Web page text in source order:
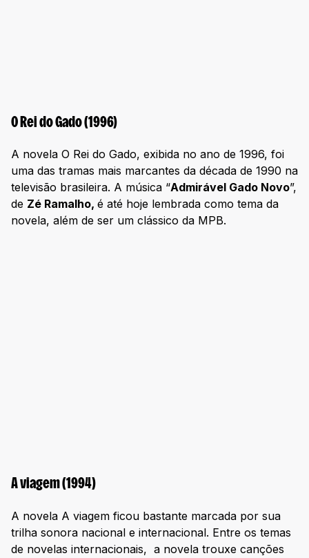
O Rei do Gado (1996)
A novela O Rei do Gado, exibida no ano de 1996, foi
uma das tramas mais marcantes da década de 1990 na
televisão brasileira. A música “Admirável Gado Novo”,
de Zé Ramalho, é até hoje lembrada como tema da
novela, além de ser um clássico da MPB.
A viagem (1994)
A novela A viagem ficou bastante marcada por sua
trilha sonora nacional e internacional. Entre os temas
de novelas internacionais, a novela trouxe canções